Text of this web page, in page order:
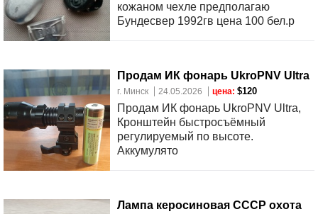
кожаном чехле предполагаю
Бундесвер 1992гв цена 100 бел.р
Продам ИК фонарь UkroPNV Ultra
г. Минск 24.05.2026 цена: $120
Продам ИК фонарь UkroPNV Ultra,
Кронштейн быстросъёмный
регулируемый по высоте.
Аккумулято
Лампа керосиновая СССР охота